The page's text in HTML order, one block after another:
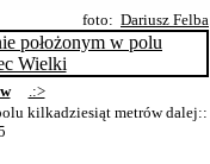
foto: Dariusz Felba
.:>
kilkadziesiąt metrów dalej::